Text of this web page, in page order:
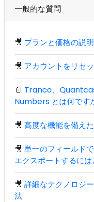
一般的な質問
🎥 プランと価格の説明
🎥 アカウントをリセ
📄 Tranco、
Numbers とは何です
🎥 高度な機能を備えた
🎥 単一のフィールド
エクスポートするに
🎥 詳細なテクノロジ
法